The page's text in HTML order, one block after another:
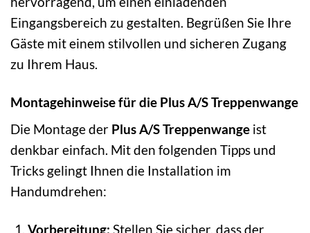
Eingangsbereich zu gestalten. Begrüßen Sie Ihre
Gäste mit einem stilvollen und sicheren Zugang
zu Ihrem Haus.
Montagehinweise für die Plus A/S Treppenwange
Die Montage der Plus A/S Treppenwange ist
denkbar einfach. Mit den folgenden Tipps und
Tricks gelingt Ihnen die Installation im
Handumdrehen:
Vorbereitung: Stellen Sie sicher, dass der